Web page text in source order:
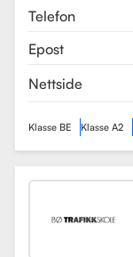
Telefon
Epost
Nettside
Klasse BE Klasse A2